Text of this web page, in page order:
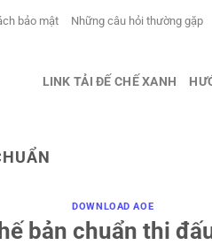
bảo mật Những câu hỏi thường gặp
LINK TẢI ĐẾ CHẾ XANH
DOWNLOAD AOE
bản chuẩn thi